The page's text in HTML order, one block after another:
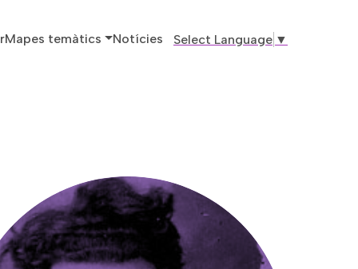
principal
Mapes temàtics Notícies Select Language ▼